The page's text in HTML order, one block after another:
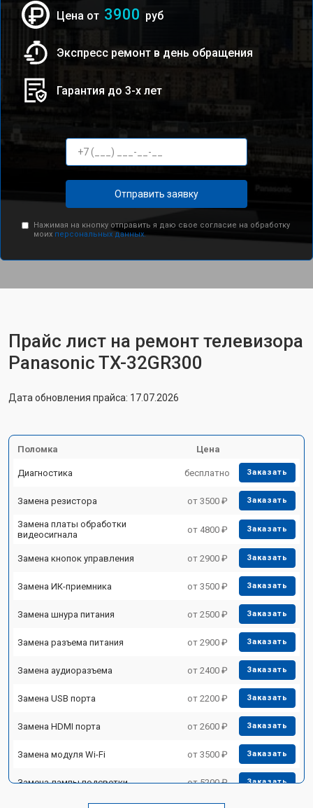
Цена от 3900 руб
Экспресс ремонт в день обращения
Гарантия до 3-х лет
Отправить заявку
Нажимая на кнопку отправить я даю свое согласие на обработку
моих персональных данных.
Прайс лист на ремонт телевизора
Panasonic TX-32GR300
Дата обновления прайса: 17.07.2026
Поломка Цена
Диагностика бесплатно Заказать
Замена резистора от 3500 ₽ Заказать
Замена платы обработки
видеосигнала
от 4800 ₽ Заказать
Замена кнопок управления от 2900 ₽ Заказать
Замена ИК-приемника от 3500 ₽ Заказать
Замена шнура питания от 2500 ₽ Заказать
Замена разъема питания от 2900 ₽ Заказать
Замена аудиоразъема от 2400 ₽ Заказать
Замена USB порта от 2200 ₽ Заказать
Замена HDMI порта от 2600 ₽ Заказать
Замена модуля Wi-Fi от 3500 ₽ Заказать
Замена лампы подсветки от 5200 ₽ Заказать